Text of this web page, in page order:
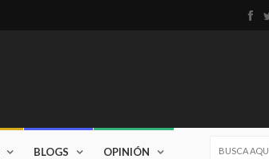
BLOGS OPINIÓN